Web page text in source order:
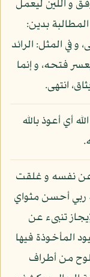
و اللين ليعمل
بدين:
في المثل: الرائد
فتحه، و إنما
انتهى.
أي أعوذ بالله
عن نفسه و غلقت
ربي أحسن مثواي
تنبىء عن
المأخوذة فيها
من أطراف